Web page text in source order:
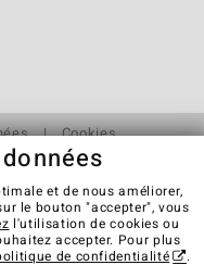
Cookies
Révocation du contrat
countries:et de nous améliorer,
le bouton "accepter", vous
l'utilisation de cookies ou
accepter. Pour plus
de confidentialité .